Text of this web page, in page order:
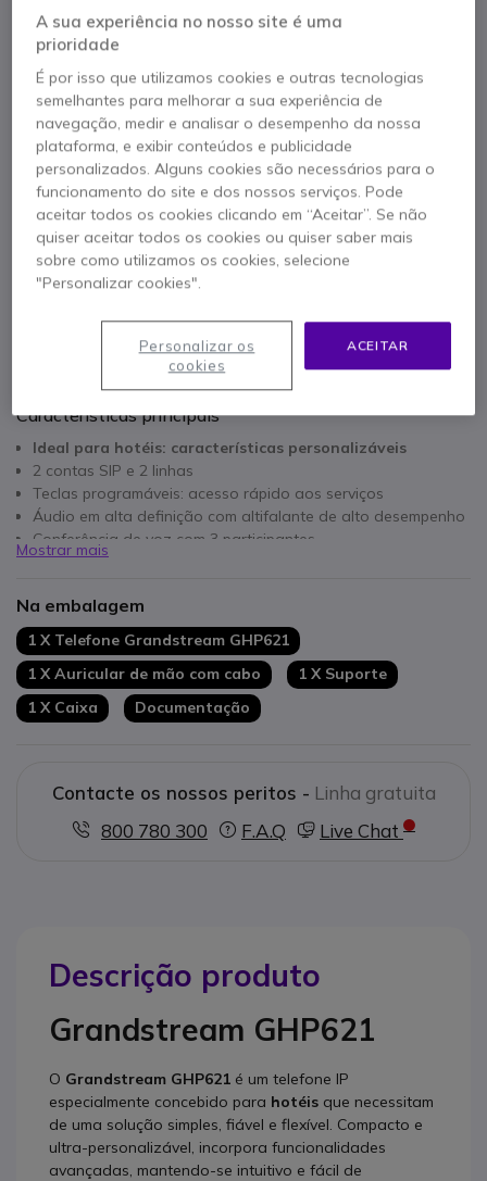
Qtd
ORÇAMENTO EM 4 HORAS
Esgotado
56 produtos em stock plataforma
Entrega:5-7 dias
1 ano de garantiado fabricante
Características principais
Ideal para hotéis: características personalizáveis
2 contas SIP e 2 linhas
Teclas programáveis: acesso rápido aos serviços
Áudio em alta definição com altifalante de alto desempenho
Conferência de voz com 3 participantes
Compatível com PoE
Segurança avançada com encriptação das comunicações
Mostrar mais
Na embalagem
1 X Telefone Grandstream GHP621
1 X Auricular de mão com cabo
1 X Suporte
1 X Caixa
Documentação
Contacte os nossos peritos - Linha gratuita
800 780 300
F.A.Q Live Chat
Descrição produto
Grandstream GHP621
O Grandstream GHP621 é um telefone IP
especialmente concebido para hotéis que necessitam
de uma solução simples, fiável e flexível. Compacto e
ultra-personalizável, incorpora funcionalidades
avançadas, mantendo-se intuitivo e fácil de
A sua experiência no nosso site é uma
prioridade
É por isso que utilizamos cookies e outras tecnologias
semelhantes para melhorar a sua experiência de
navegação, medir e analisar o desempenho da nossa
plataforma, e exibir conteúdos e publicidade
personalizados. Alguns cookies são necessários para o
funcionamento do site e dos nossos serviços. Pode
aceitar todos os cookies clicando em “Aceitar”. Se não
quiser aceitar todos os cookies ou quiser saber mais
sobre como utilizamos os cookies, selecione
"Personalizar cookies".
ACEITAR
Personalizar os
cookies